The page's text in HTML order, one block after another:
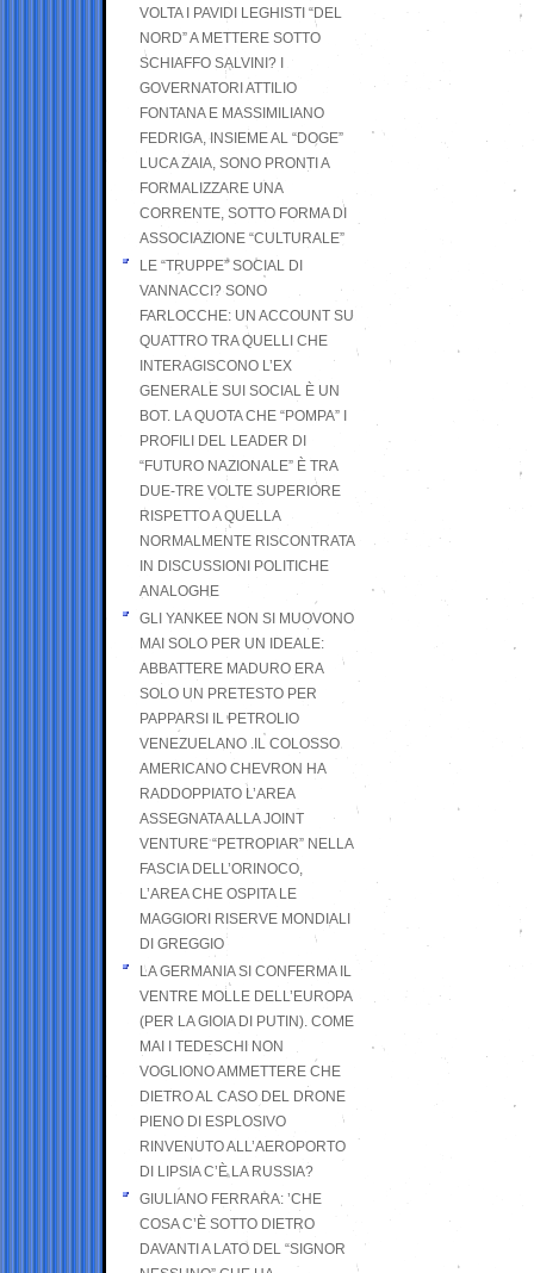
VOLTA I PAVIDI LEGHISTI “DEL
NORD” A METTERE SOTTO
SCHIAFFO SALVINI? I
GOVERNATORI ATTILIO
FONTANA E MASSIMILIANO
FEDRIGA, INSIEME AL “DOGE”
LUCA ZAIA, SONO PRONTI A
FORMALIZZARE UNA
CORRENTE, SOTTO FORMA DI
ASSOCIAZIONE “CULTURALE”
LE “TRUPPE” SOCIAL DI
VANNACCI? SONO
FARLOCCHE: UN ACCOUNT SU
QUATTRO TRA QUELLI CHE
INTERAGISCONO L’EX
GENERALE SUI SOCIAL È UN
BOT. LA QUOTA CHE “POMPA” I
PROFILI DEL LEADER DI
“FUTURO NAZIONALE” È TRA
DUE-TRE VOLTE SUPERIORE
RISPETTO A QUELLA
NORMALMENTE RISCONTRATA
IN DISCUSSIONI POLITICHE
ANALOGHE
GLI YANKEE NON SI MUOVONO
MAI SOLO PER UN IDEALE:
ABBATTERE MADURO ERA
SOLO UN PRETESTO PER
PAPPARSI IL PETROLIO
VENEZUELANO .IL COLOSSO
AMERICANO CHEVRON HA
RADDOPPIATO L’AREA
ASSEGNATA ALLA JOINT
VENTURE “PETROPIAR” NELLA
FASCIA DELL’ORINOCO,
L’AREA CHE OSPITA LE
MAGGIORI RISERVE MONDIALI
DI GREGGIO
LA GERMANIA SI CONFERMA IL
VENTRE MOLLE DELL’EUROPA
(PER LA GIOIA DI PUTIN). COME
MAI I TEDESCHI NON
VOGLIONO AMMETTERE CHE
DIETRO AL CASO DEL DRONE
PIENO DI ESPLOSIVO
RINVENUTO ALL’AEROPORTO
DI LIPSIA C’È LA RUSSIA?
GIULIANO FERRARA: ’CHE
COSA C’È SOTTO DIETRO
DAVANTI A LATO DEL “SIGNOR